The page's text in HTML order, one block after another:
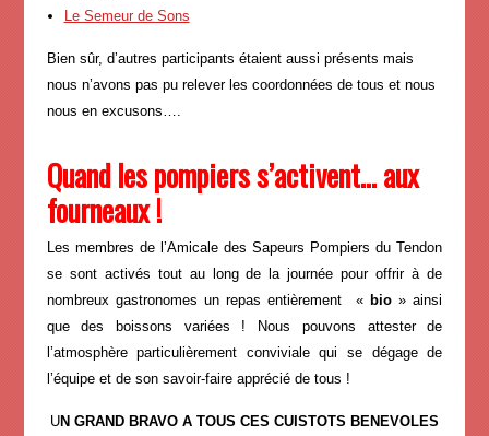
Le Semeur de Sons
Bien sûr, d’autres participants étaient aussi présents mais
nous n’avons pas pu relever les coordonnées de tous et nous
nous en excusons….
Quand les pompiers s’activent… aux
fourneaux !
Les membres de l’Amicale des Sapeurs Pompiers du Tendon
se sont activés tout au long de la journée pour offrir à de
nombreux gastronomes un repas entièrement «bio » ainsi
que des boissons variées ! Nous pouvons attester de
l’atmosphère particulièrement conviviale qui se dégage de
l’équipe et de son savoir-faire apprécié de tous !
UN GRAND BRAVO A TOUS CES CUISTOTS BENEVOLES